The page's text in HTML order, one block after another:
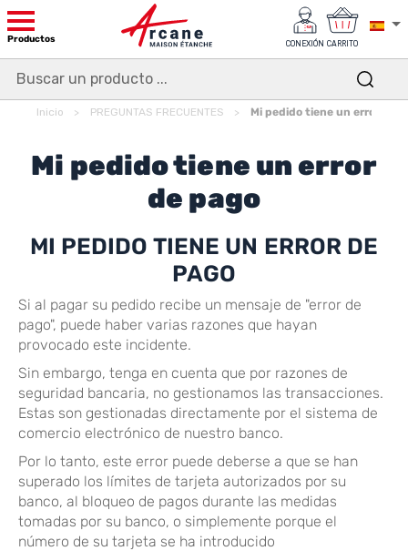
Productos CONEXIÓN CARRITO
Inicio PREGUNTAS FRECUENTES Mi pedido tiene un error de
Mi pedido tiene un error
de pago
MI PEDIDO TIENE UN ERROR DE
PAGO
Si al pagar su pedido recibe un mensaje de "error de
pago", puede haber varias razones que hayan
provocado este incidente.
Sin embargo, tenga en cuenta que por razones de
seguridad bancaria, no gestionamos las transacciones.
Estas son gestionadas directamente por el sistema de
comercio electrónico de nuestro banco.
Por lo tanto, este error puede deberse a que se han
superado los límites de tarjeta autorizados por su
banco, al bloqueo de pagos durante las medidas
tomadas por su banco, o simplemente porque el
número de su tarjeta se ha introducido